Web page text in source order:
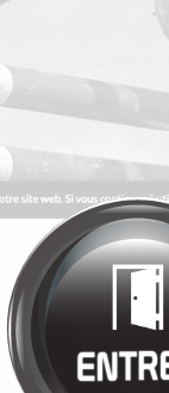
Bienvenue
MANÈGE
Cliquez pour